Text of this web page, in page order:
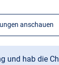
anschauen
und hab die